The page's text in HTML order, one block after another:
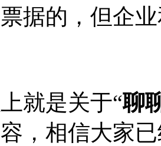
据的，但企
是关于“聊
，相信大家